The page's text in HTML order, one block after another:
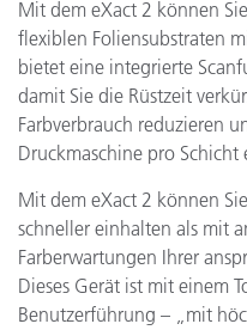
Mit dem eXact 2 können
flexiblen Foliensubstraten
bietet eine integrierte
damit Sie die Rüstzeit
Farbverbrauch reduzieren
Druckmaschine pro
Mit dem eXact 2 können
schneller einhalten als mit
Farberwartungen Ihrer
Dieses Gerät ist mit einem
Benutzerführung – „mit